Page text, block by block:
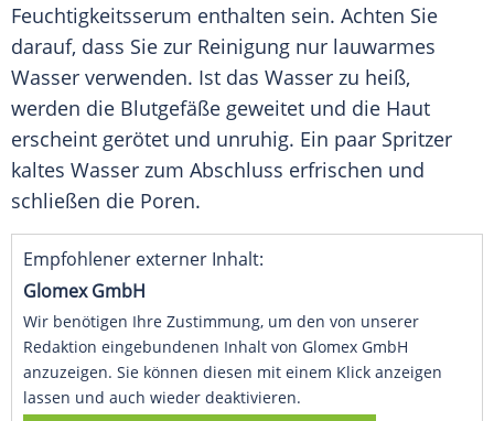
Feuchtigkeitsserum enthalten sein. Achten Sie
darauf, dass Sie zur Reinigung nur lauwarmes
Wasser verwenden. Ist das Wasser zu heiß,
werden die Blutgefäße geweitet und die Haut
erscheint gerötet und unruhig. Ein paar Spritzer
kaltes Wasser zum Abschluss erfrischen und
schließen die Poren.
Empfohlener externer Inhalt:
Glomex GmbH
Wir benötigen Ihre Zustimmung, um den von unserer
Redaktion eingebundenen Inhalt von Glomex GmbH
anzuzeigen. Sie können diesen mit einem Klick anzeigen
lassen und auch wieder deaktivieren.